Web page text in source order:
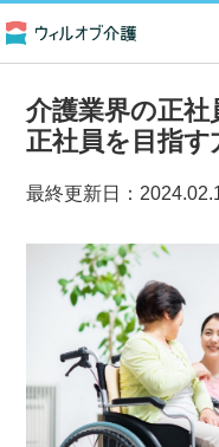
介護業界の正
正社員を目指
最終更新日：